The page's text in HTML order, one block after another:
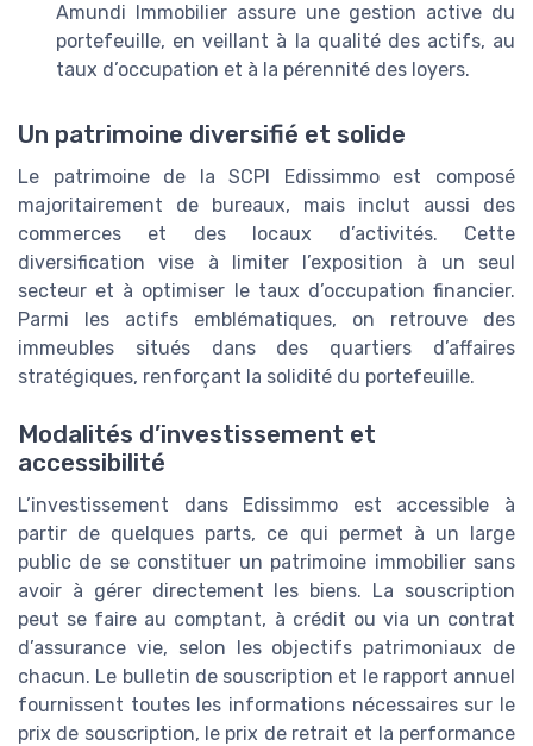
Amundi Immobilier assure une gestion active du
portefeuille, en veillant à la qualité des actifs, au
taux d’occupation et à la pérennité des loyers.
Un patrimoine diversifié et solide
Le patrimoine de la SCPI Edissimmo est composé
majoritairement de bureaux, mais inclut aussi des
commerces et des locaux d’activités. Cette
diversification vise à limiter l’exposition à un seul
secteur et à optimiser le taux d’occupation financier.
Parmi les actifs emblématiques, on retrouve des
immeubles situés dans des quartiers d’affaires
stratégiques, renforçant la solidité du portefeuille.
Modalités d’investissement et
accessibilité
L’investissement dans Edissimmo est accessible à
partir de quelques parts, ce qui permet à un large
public de se constituer un patrimoine immobilier sans
avoir à gérer directement les biens. La souscription
peut se faire au comptant, à crédit ou via un contrat
d’assurance vie, selon les objectifs patrimoniaux de
chacun. Le bulletin de souscription et le rapport annuel
fournissent toutes les informations nécessaires sur le
prix de souscription, le prix de retrait et la performance